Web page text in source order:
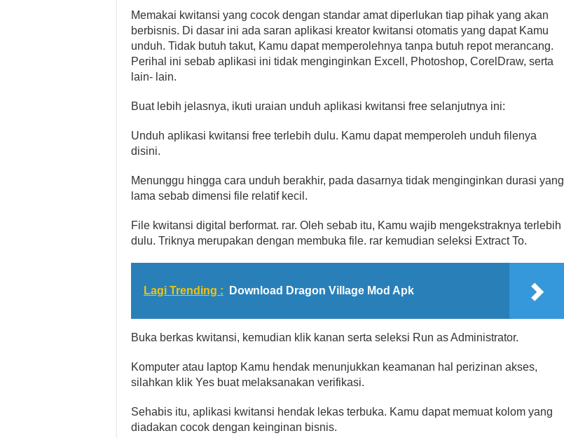
Memakai kwitansi yang cocok dengan standar amat diperlukan tiap pihak yang akan
berbisnis. Di dasar ini ada saran aplikasi kreator kwitansi otomatis yang dapat Kamu
unduh. Tidak butuh takut, Kamu dapat memperolehnya tanpa butuh repot merancang.
Perihal ini sebab aplikasi ini tidak menginginkan Excell, Photoshop, CorelDraw, serta
lain- lain.
Buat lebih jelasnya, ikuti uraian unduh aplikasi kwitansi free selanjutnya ini:
Unduh aplikasi kwitansi free terlebih dulu. Kamu dapat memperoleh unduh filenya
disini.
Menunggu hingga cara unduh berakhir, pada dasarnya tidak menginginkan durasi yang
lama sebab dimensi file relatif kecil.
File kwitansi digital berformat. rar. Oleh sebab itu, Kamu wajib mengekstraknya terlebih
dulu. Triknya merupakan dengan membuka file. rar kemudian seleksi Extract To.
Lagi Trending : Download Dragon Village Mod Apk
Buka berkas kwitansi, kemudian klik kanan serta seleksi Run as Administrator.
Komputer atau laptop Kamu hendak menunjukkan keamanan hal perizinan akses,
silahkan klik Yes buat melaksanakan verifikasi.
Sehabis itu, aplikasi kwitansi hendak lekas terbuka. Kamu dapat memuat kolom yang
diadakan cocok dengan keinginan bisnis.